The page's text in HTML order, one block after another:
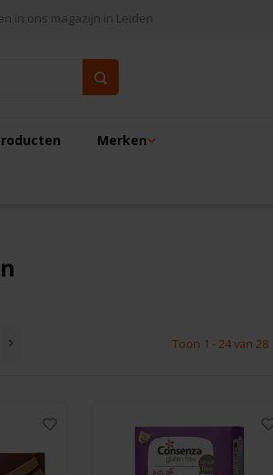
in ons magazijn in Leiden
Merken
Toon 1 - 24 van 28